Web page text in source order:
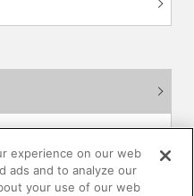
experience on our web
ads and to analyze our
your use of our web